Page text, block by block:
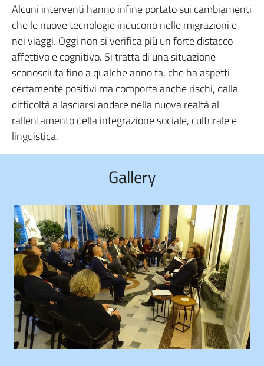
Alcuni interventi hanno infine portato sui cambiamenti
che le nuove tecnologie inducono nelle migrazioni e
nei viaggi. Oggi non si verifica più un forte distacco
affettivo e cognitivo. Si tratta di una situazione
sconosciuta fino a qualche anno fa, che ha aspetti
certamente positivi ma comporta anche rischi, dalla
difficoltà a lasciarsi andare nella nuova realtà al
rallentamento della integrazione sociale, culturale e
linguistica.
Gallery